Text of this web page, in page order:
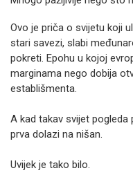
Ovo je priča o svijetu koji
stari savezi, slabi
pokreti. Epohu u kojoj
marginama nego dobija
establišmenta.
A kad takav svijet pogleda
prva dolazi na nišan.
Uvijek je tako bilo.